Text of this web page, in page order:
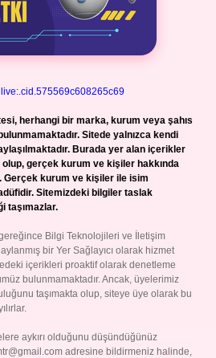
herhangi bir marka, kurum veya şahıs
Sitede yalnızca kendi
Burada yer alan içerikler
gerçek kurum ve kişiler hakkında
Gerçek kurum ve kişiler ile isim
Sitemizdeki bilgiler taslak
taşımazlar.
Bilgi Teknolojileri ve İletişim
bir Yer Sağlayıcı olarak hizmet
içerikleri proaktif olarak denetleme
bulunmamaktadır. Ancak, üyelerimiz
taşımakta olup, siteye üye olarak bu
aykırı olduğunu düşündüğünüz
adresine bildirmeniz halinde,